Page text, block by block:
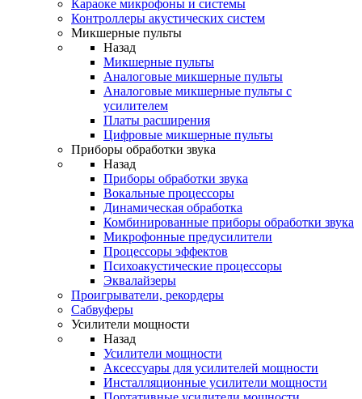
Караоке микрофоны и системы
Контроллеры акустических систем
Микшерные пульты
Назад
Микшерные пульты
Аналоговые микшерные пульты
Аналоговые микшерные пульты с
усилителем
Платы расширения
Цифровые микшерные пульты
Приборы обработки звука
Назад
Приборы обработки звука
Вокальные процессоры
Динамическая обработка
Комбинированные приборы обработки звука
Микрофонные предусилители
Процессоры эффектов
Психоакустические процессоры
Эквалайзеры
Проигрыватели, рекордеры
Сабвуферы
Усилители мощности
Назад
Усилители мощности
Аксессуары для усилителей мощности
Инсталляционные усилители мощности